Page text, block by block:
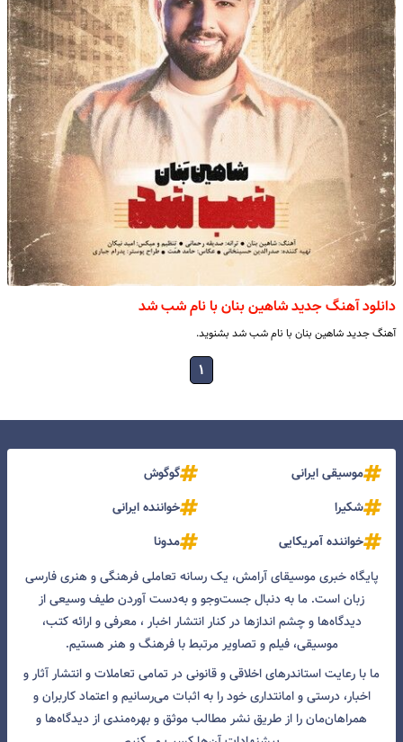
دانلود آهنگ جدید شاهین بنان با نام شب شد
آهنگ جدید شاهین بنان با نام شب شد بشنوید.
۱
موسیقی ایرانی
گوگوش
شکیرا
خواننده ایرانی
خواننده آمریکایی
مدونا
پایگاه خبری موسیقای آرامش، یک رسانه تعاملی فرهنگی و هنری فارسی
زبان است. ما به دنبال جست‌و‌جو و به‌دست آوردن طیف وسیعی از
دیدگاه‌ها و چشم انداز‌ها در کنار انتشار اخبار ، معرفی و ارائه کتب،
موسیقی، فیلم و تصاویر مرتبط با فرهنگ و هنر هستیم.
ما با رعایت استاندرهای اخلاقی و قانونی در تمامی تعاملات و انتشار آثار و
اخبار، درستی و امانتداری خود را به اثبات می‌رسانیم و اعتماد کاربران و
همراهان‌مان را از طریق نشر مطالب موثق و بهره‌مندی از دیدگاه‌ها و